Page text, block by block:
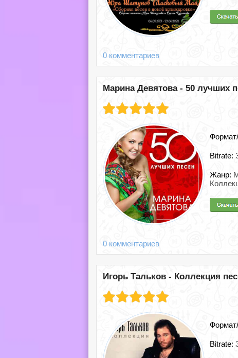
0 комментариев
Марина Девятова - 50 лучших
Bitrate:
Жанр:
0 комментариев
Игорь Тальков - Коллекция
Bitrate: